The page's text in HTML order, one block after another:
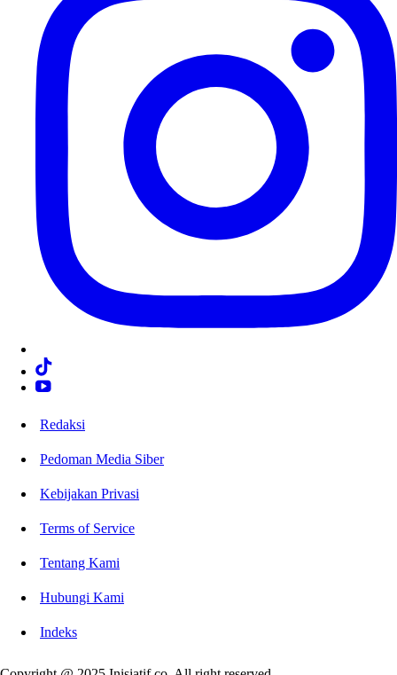
Redaksi
Pedoman Media Siber
Kebijakan Privasi
Terms of Service
Tentang Kami
Hubungi Kami
Indeks